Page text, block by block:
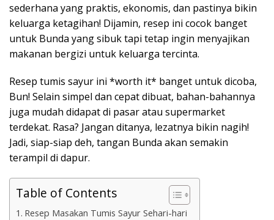
sederhana yang praktis, ekonomis, dan pastinya bikin
keluarga ketagihan! Dijamin, resep ini cocok banget
untuk Bunda yang sibuk tapi tetap ingin menyajikan
makanan bergizi untuk keluarga tercinta.
Resep tumis sayur ini *worth it* banget untuk dicoba,
Bun! Selain simpel dan cepat dibuat, bahan-bahannya
juga mudah didapat di pasar atau supermarket
terdekat. Rasa? Jangan ditanya, lezatnya bikin nagih!
Jadi, siap-siap deh, tangan Bunda akan semakin
terampil di dapur.
Table of Contents
Resep Masakan Tumis Sayur Sehari-hari